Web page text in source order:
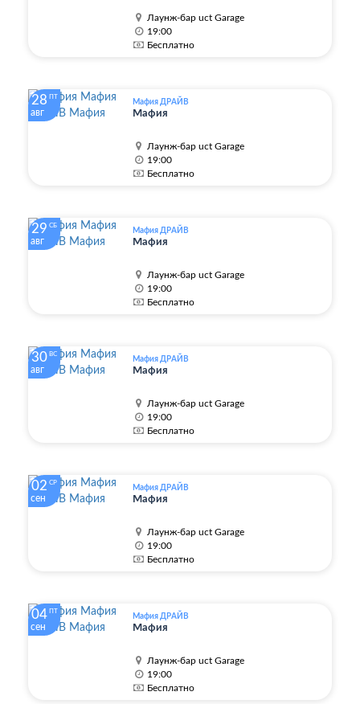
Лаунж-бар uct Garage
19:00
Бесплатно
28 ПТ
авг
Мафия ДРАЙВ
Мафия
Лаунж-бар uct Garage
19:00
Бесплатно
29 СБ
авг
Мафия ДРАЙВ
Мафия
Лаунж-бар uct Garage
19:00
Бесплатно
30 ВС
авг
Мафия ДРАЙВ
Мафия
Лаунж-бар uct Garage
19:00
Бесплатно
02 СР
сен
Мафия ДРАЙВ
Мафия
Лаунж-бар uct Garage
19:00
Бесплатно
04 ПТ
сен
Мафия ДРАЙВ
Мафия
Лаунж-бар uct Garage
19:00
Бесплатно